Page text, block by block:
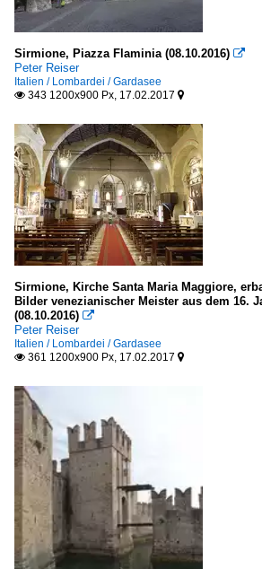
Sirmione, Piazza Flaminia (08.10.2016) 
Peter Reiser
Italien / Lombardei / Gardasee
 343 1200x900 Px, 17.02.2017 
Sirmione, Kirche Santa Maria Maggiore,
Bilder venezianischer Meister aus dem 16.
(08.10.2016) 
Peter Reiser
Italien / Lombardei / Gardasee
 361 1200x900 Px, 17.02.2017 